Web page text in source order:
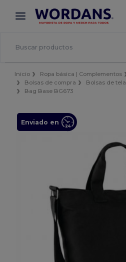
× App de Wordans
¡Mejores precios en app!
Inicio Ropa básica | Complementos
Bolsas de compra
Bolsas de tela
Bag Base BG673
Enviado en